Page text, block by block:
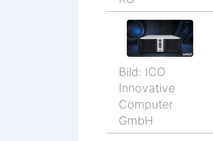
Bild: ICO
Innovative
Computer
GmbH